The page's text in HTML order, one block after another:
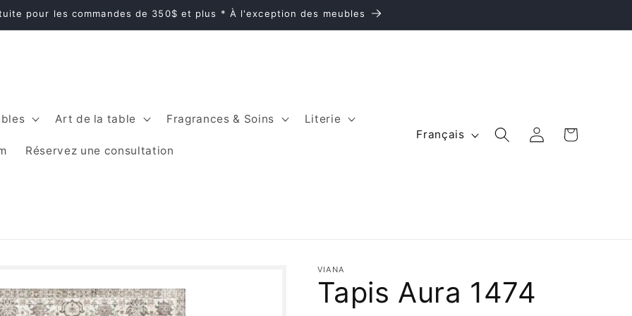
pour les commandes de 350$ et plus * À l'exception des meubles
Art de la table Fragrances & Soins Literie
Réservez une consultation
Français ConnexionPanier
VIANA
Tapis Aura 1474